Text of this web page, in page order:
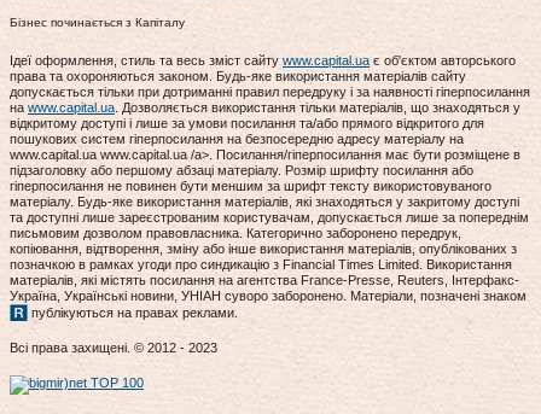
Бізнес починається з Капіталу
Ідеї оформлення, стиль та весь зміст сайту www.capital.uaє об'єктом авторського
права та охороняються законом. Будь-яке використання матеріалів сайту
допускається тільки при дотриманні правил передруку і за наявності гіперпосилання
на www.capital.ua. Дозволяється використання тільки матеріалів, що знаходяться у
відкритому доступі і лише за умови посилання та/або прямого відкритого для
пошукових систем гіперпосилання на безпосередню адресу матеріалу на
www.capital.ua www.capital.ua /a>. Посилання/гіперпосилання має бути розміщене в
підзаголовку або першому абзаці матеріалу. Розмір шрифту посилання або
гіперпосилання не повинен бути меншим за шрифт тексту використовуваного
матеріалу. Будь-яке використання матеріалів, які знаходяться у закритому доступі
та доступні лише зареєстрованим користувачам, допускається лише за попереднім
письмовим дозволом правовласника. Категорично заборонено передрук,
копіювання, відтворення, зміну або інше використання матеріалів, опублікованих з
позначкою в рамках угоди про синдикацію з Financial Times Limited. Використання
матеріалів, які містять посилання на агентства France-Presse, Reuters, Інтерфакс-
Україна, Українські новини, УНІАН суворо заборонено. Матеріали, позначені знаком
публікуються на правах реклами.
Всі права захищені. © 2012 - 2023